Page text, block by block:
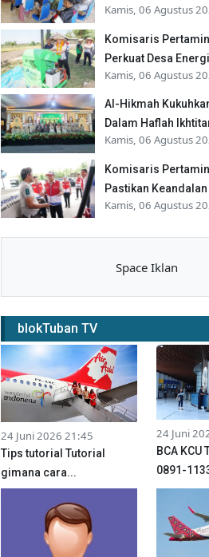
Kamis, 06 Agustus
Komisaris
Perkuat Desa
Kamis, 06 Agustus
Al-Hikmah
Dalam Haflah
Kamis, 06 Agustus
Komisaris
Pastikan
Kamis, 06 Agustus
Space Iklan
blokTuban TV
24 Juni 2026 21:45
Tips tutorial Tutorial
gimana cara...
24 Juni
BCA KCU
0891-